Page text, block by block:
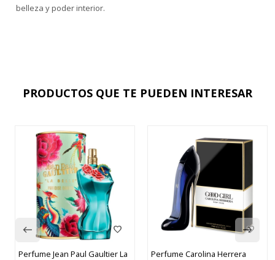
belleza y poder interior.
PRODUCTOS QUE TE PUEDEN INTERESAR
Perfume Jean Paul Gaultier La
Perfume Carolina Herrera